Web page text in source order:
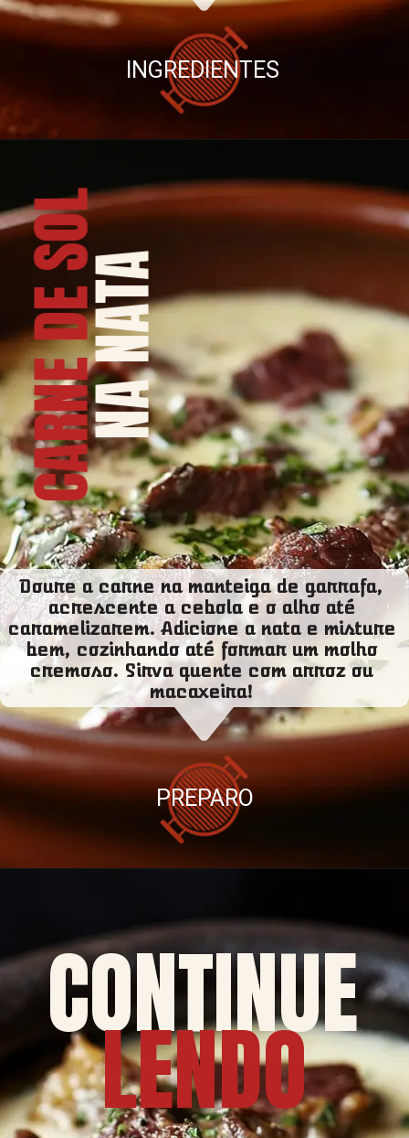
INGREDIENTES
CARNE DE SOLNA NATA
Doure a carne na manteiga de garrafa,
acrescente a cebola e o alho até
caramelizarem. Adicione a nata e misture
bem, cozinhando até formar um molho
cremoso. Sirva quente com arroz ou
macaxeira!
PREPARO
CONTINUE
LENDO